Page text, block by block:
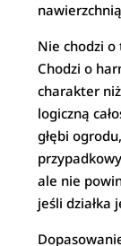
Nie chodzi o
Chodzi o
charakter
logiczną
głębi
ale nie
jeśli działka